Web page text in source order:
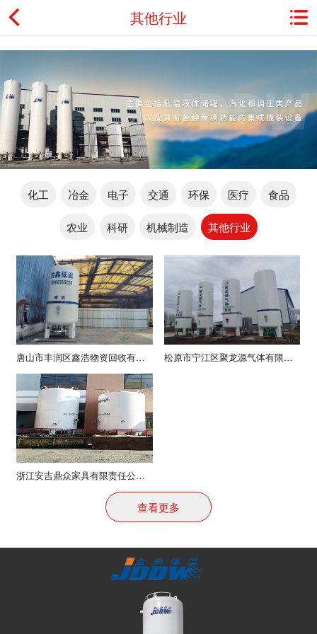
其他行业
首页
关于金鼎
资讯动态
产品展示
典型应用
工程案例
用户服务
联系我们
化工 冶金 电子 交通 环保 医疗 食品
农业 科研 机械制造 其他行业
唐山市丰润区鑫浩物资回收有限公司气化站项目 松原市宁江区聚龙源气体有限公司气站项目
浙江安吉鼎众家具有限责任公司项目
查看更多